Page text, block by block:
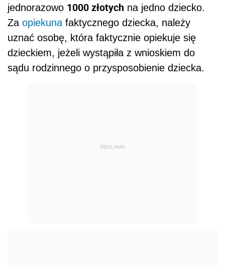
jednorazowo 1000 złotych na jedno dziecko.
Za opiekuna faktycznego dziecka, należy
uznać osobę, która faktycznie opiekuje się
dzieckiem, jeżeli wystąpiła z wnioskiem do
sądu rodzinnego o przysposobienie dziecka.
REKLAMA